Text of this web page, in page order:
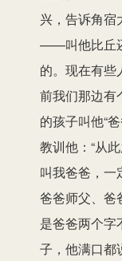
兴，告诉角宿
——叫他比丘
的。现在有些
前我们那边有
的孩子叫他“
教训他：“从
叫我爸爸，一
爸爸师父、爸
是爸爸两个字
子，他满口都